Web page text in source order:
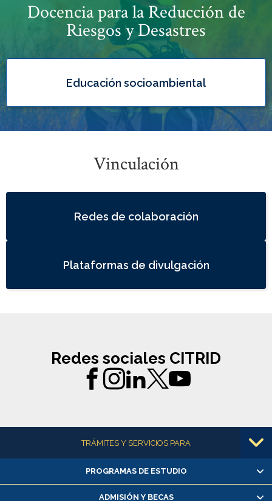
Docencia para la Reducción de
Riesgos y Desastres
Educación socioambiental
Vinculación
Redes de colaboración
Plataformas de divulgación
Redes sociales CITRID
Más informaciónTRÁMITES Y SERVICIOS PARA
Alumnas/os y exalumnas/os
Matrícula en línea
PROGRAMAS DE ESTUDIO
ADMISIÓN Y BECAS